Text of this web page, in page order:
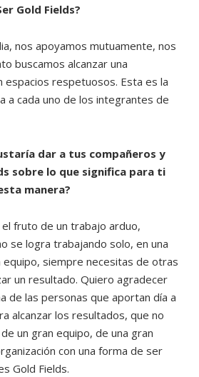
Gold Fields?
nos apoyamos mutuamente, nos
buscamos alcanzar una
espacios respetuosos. Esta es la
a cada uno de los integrantes de
dar a tus compañeros y
sobre lo que significa para ti
manera?
fruto de un trabajo arduo,
se logra trabajando solo, en una
equipo, siempre necesitas de otras
un resultado. Quiero agradecer
de las personas que aportan día a
alcanzar los resultados, que no
un gran equipo, de una gran
con una forma de ser
Gold Fields.